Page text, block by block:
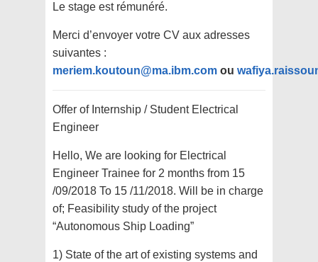
Le stage est rémunéré.
Merci d’envoyer votre CV aux adresses
suivantes :
meriem.koutoun@ma.ibm.com ou
Offer of Internship / Student Electrical
Engineer
Hello, We are looking for Electrical
Engineer Trainee for 2 months from 15
/09/2018 To 15 /11/2018. Will be in charge
of; Feasibility study of the project
“Autonomous Ship Loading”
1) State of the art of existing systems and